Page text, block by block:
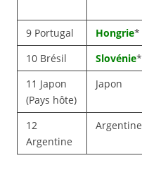
9 Portugal Hongrie*
10 Brésil
Slovénie*
11 Japon
(Pays hôte)
Japon
12
Argentine
Argentine